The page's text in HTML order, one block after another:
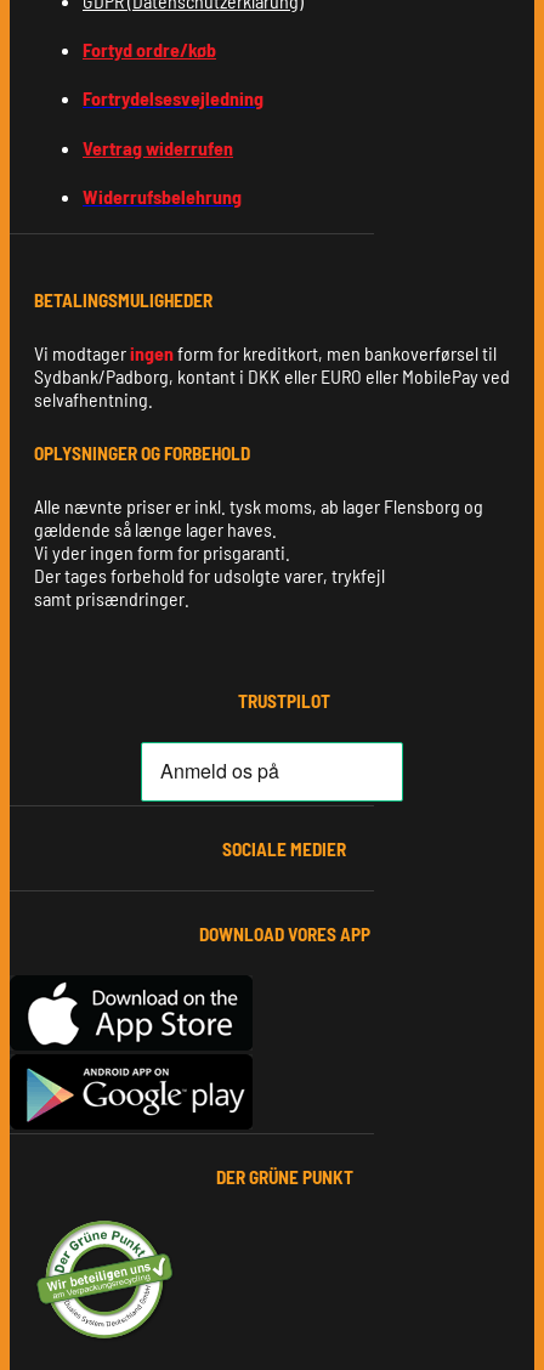
Fortyd ordre/køb
Fortrydelsesvejledning
Vertrag widerrufen
Widerrufsbelehrung
BETALINGSMULIGHEDER
Vi modtageringenform for kreditkort, men bankoverførsel til
Sydbank/Padborg, kontant i DKK eller EURO eller MobilePay ved
selvafhentning.
OPLYSNINGER OG FORBEHOLD
Alle nævnte priser er inkl. tysk moms, ab lager Flensborg og
gældende så længe lager haves.
Vi yder ingen form for prisgaranti.
Der tages forbehold for udsolgte varer, trykfejl
samt prisændringer.
TRUSTPILOT
SOCIALE MEDIER
DOWNLOAD VORES APP
DER GRÜNE PUNKT